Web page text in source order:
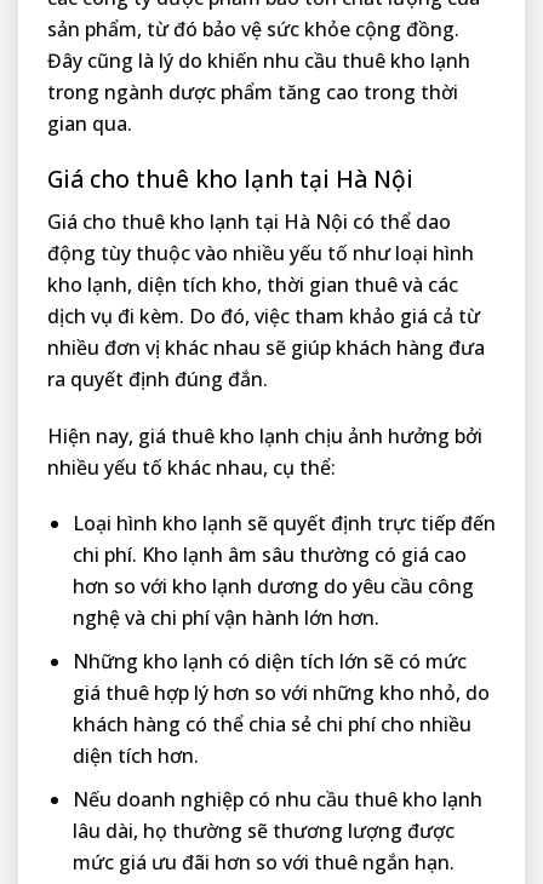
sản phẩm, từ đó bảo vệ sức khỏe cộng đồng.
Đây cũng là lý do khiến nhu cầu thuê kho lạnh
trong ngành dược phẩm tăng cao trong thời
gian qua.
Giá cho thuê kho lạnh tại Hà Nội
Giá cho thuê kho lạnh tại Hà Nội có thể dao
động tùy thuộc vào nhiều yếu tố như loại hình
kho lạnh, diện tích kho, thời gian thuê và các
dịch vụ đi kèm. Do đó, việc tham khảo giá cả từ
nhiều đơn vị khác nhau sẽ giúp khách hàng đưa
ra quyết định đúng đắn.
Hiện nay, giá thuê kho lạnh chịu ảnh hưởng bởi
nhiều yếu tố khác nhau, cụ thể:
Loại hình kho lạnh sẽ quyết định trực tiếp đến
chi phí. Kho lạnh âm sâu thường có giá cao
hơn so với kho lạnh dương do yêu cầu công
nghệ và chi phí vận hành lớn hơn.
Những kho lạnh có diện tích lớn sẽ có mức
giá thuê hợp lý hơn so với những kho nhỏ, do
khách hàng có thể chia sẻ chi phí cho nhiều
diện tích hơn.
Nếu doanh nghiệp có nhu cầu thuê kho lạnh
lâu dài, họ thường sẽ thương lượng được
mức giá ưu đãi hơn so với thuê ngắn hạn.